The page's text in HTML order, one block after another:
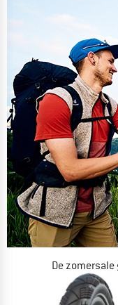
De zomersale
NU TOT MAAR